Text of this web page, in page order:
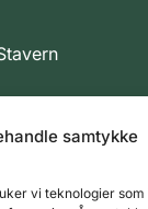
samtykke
vi teknologier